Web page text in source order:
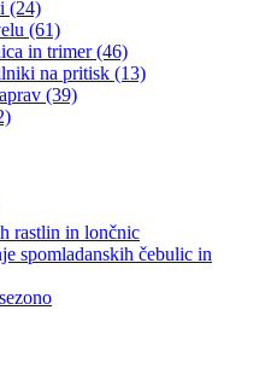
(24)
(61)
in trimer (46)
na pritisk (13)
(39)
rastlin in lončnic
spomladanskih čebulic in